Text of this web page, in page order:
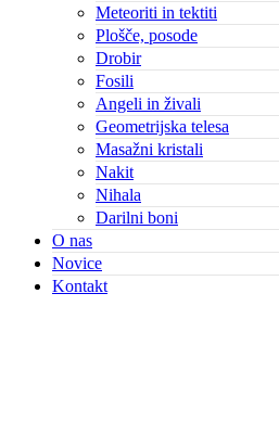
Meteoriti in tektiti
Plošče, posode
Drobir
Fosili
Angeli in živali
Geometrijska telesa
Masažni kristali
Nakit
Nihala
Darilni boni
O nas
Novice
Kontakt